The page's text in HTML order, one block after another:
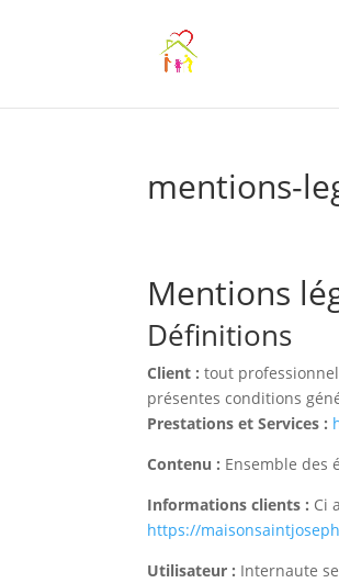
mentions-
Mentions
Définitions
Client : tout
présentes conditions
Prestations et Services :
Contenu : Ensemble des
Informations clients : Ci
https://
Utilisateur : Internaute